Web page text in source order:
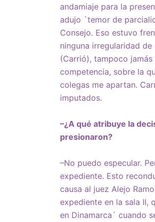
andamiaje para la
adujo `temor de
Consejo. Eso estuvo
ninguna irregularidad
(Carrió), tampoco
competencia, sobre la
colegas me apartan.
imputados.
–¿A qué atribuye la
presionaron?
–No puedo especular.
expediente. Esto
causa al juez Alejo
expediente en la sala II,
en Dinamarca´ cuando